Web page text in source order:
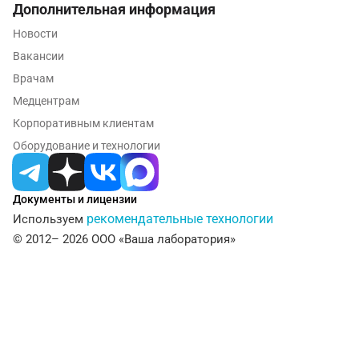
Ульяновск
Химки
Чебоксары
Челябинск
Череповец
Документы и лицензии
Используем рекомендательные технологии
© 2012– 2026 ООО «Ваша лаборатория»
Дополнительная информация
Новости
Вакансии
Врачам
Медцентрам
Корпоративным клиентам
Оборудование и технологии